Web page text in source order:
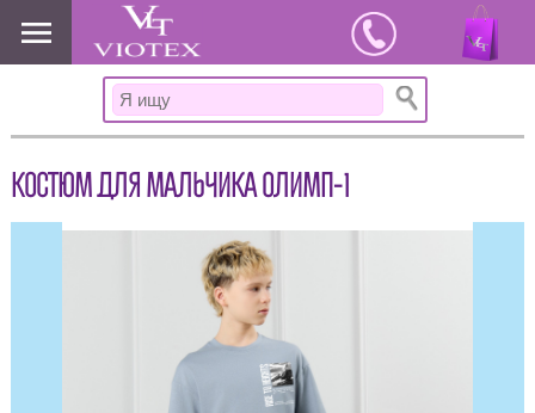
www.viotex37.ru
КОСТЮМ ДЛЯ МАЛЬЧИКА ОЛИМП-1